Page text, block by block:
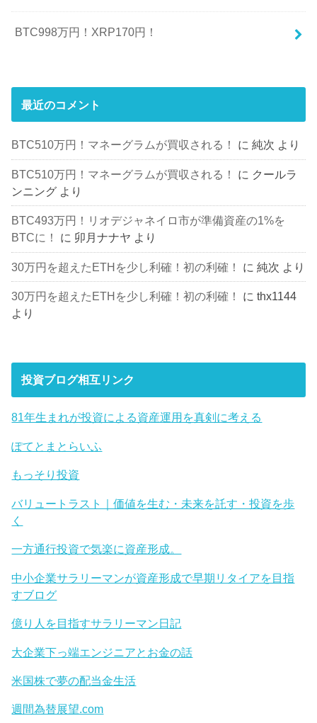
BTC998万円！XRP170円！
最近のコメント
BTC510万円！マネーグラムが買収される！ に純次 より
BTC510万円！マネーグラムが買収される！ に クールラ
ンニング より
BTC493万円！リオデジャネイロ市が準備資産の1%を
BTCに！
に 卯月ナナヤ より
30万円を超えたETHを少し利確！初の利確！ に純次 より
30万円を超えたETHを少し利確！初の利確！ にthx1144
より
投資ブログ相互リンク
81年生まれが投資による資産運用を真剣に考える
ぽてとまとらいふ
もっそり投資
バリュートラスト｜価値を生む・未来を託す・投資を歩
く
一方通行投資で気楽に資産形成。
中小企業サラリーマンが資産形成で早期リタイアを目指
すブログ
億り人を目指すサラリーマン日記
大企業下っ端エンジニアとお金の話
米国株で夢の配当金生活
週間為替展望.com